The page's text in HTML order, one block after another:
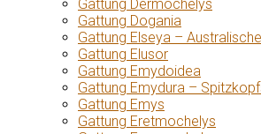
Gattung Dermochelys
Gattung Dogania
Gattung Elseya –
Gattung Elusor
Gattung Emydoidea
Gattung Emydura –
Gattung Emys
Gattung Eretmochelys